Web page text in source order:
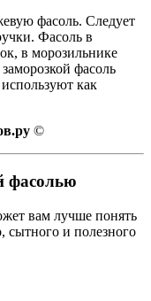
фасоль. Следует
Фасоль в
в морозильнике
фасоль
как
©
фасолью
вам лучше понять
сытного и полезного